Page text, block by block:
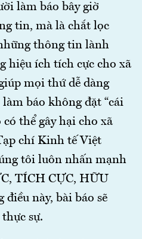
làm báo bây giờ
tin, mà là chắt lọc
thông tin lành
hiệu ích tích cực cho xã
mọi thứ dễ dàng
báo không đặt “cái
có thể gây hại cho xã
chí Kinh tế Việt
tôi luôn nhấn mạnh
TÍCH CỰC, HỮU
điều này, bài báo sẽ
sự.